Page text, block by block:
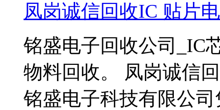
凤岗诚信回收IC 贴片
铭盛电子回收公司_IC
物料回收。 凤岗诚信
铭盛电子科技有限公